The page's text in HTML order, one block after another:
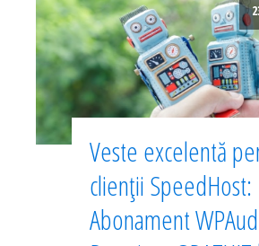
Veste excelentă
clienții SpeedHost:
Abonament